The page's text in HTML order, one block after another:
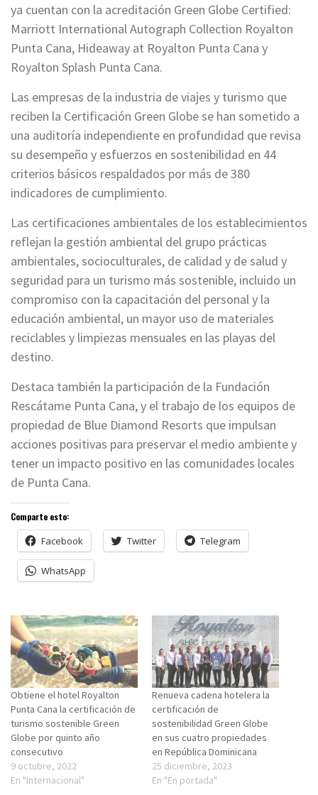
ya cuentan con la acreditación Green Globe Certified:
Marriott International Autograph Collection Royalton
Punta Cana, Hideaway at Royalton Punta Cana y
Royalton Splash Punta Cana.
Las empresas de la industria de viajes y turismo que
reciben la Certificación Green Globe se han sometido a
una auditoría independiente en profundidad que revisa
su desempeño y esfuerzos en sostenibilidad en 44
criterios básicos respaldados por más de 380
indicadores de cumplimiento.
Las certificaciones ambientales de los establecimientos
reflejan la gestión ambiental del grupo prácticas
ambientales, socioculturales, de calidad y de salud y
seguridad para un turismo más sostenible, incluido un
compromiso con la capacitación del personal y la
educación ambiental, un mayor uso de materiales
reciclables y limpiezas mensuales en las playas del
destino.
Destaca también la participación de la Fundación
Rescátame Punta Cana, y el trabajo de los equipos de
propiedad de Blue Diamond Resorts que impulsan
acciones positivas para preservar el medio ambiente y
tener un impacto positivo en las comunidades locales
de Punta Cana.
Comparte esto:
Facebook Twitter Telegram
WhatsApp
Obtiene el hotel Royalton
Punta Cana la certificación de
turismo sostenible Green
Globe por quinto año
consecutivo
9 octubre, 2022
En "Internacional"
Renueva cadena hotelera la
certificación de
sostenibilidad Green Globe
en sus cuatro propiedades
en República Dominicana
25 diciembre, 2023
En "En portada"